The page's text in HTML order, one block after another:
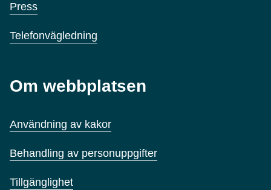
Press
Telefonvägledning
Om webbplatsen
Användning av kakor
Behandling av personuppgifter
Tillgänglighet